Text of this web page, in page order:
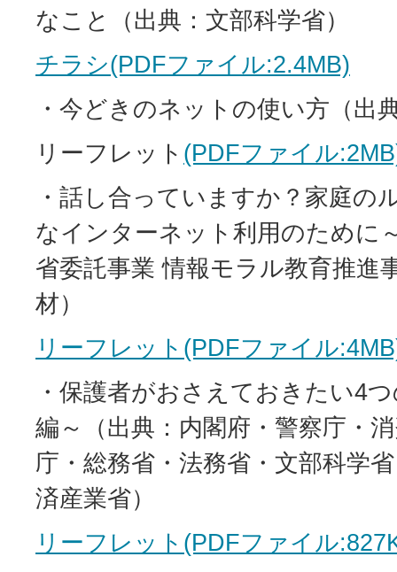
なこと（出典：文部科学省）
チラシ(PDFファイル:2.4MB)
・今どきのネットの使い方（出
リーフレット (PDFファイル
・話し合っていますか？家庭の
なインターネット利用のために
省委託事業 情報モラル教育推進
材）
リーフレット(PDFファイル
・保護者がおさえておきたい4
編～（出典：内閣府・警察庁・
庁・総務省・法務省・文部科学
済産業省）
リーフレット(PDFファイル